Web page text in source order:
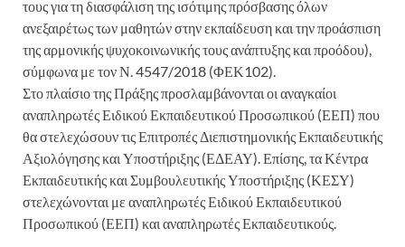
τους για τη διασφάλιση της ισότιμης πρόσβασης όλων
ανεξαιρέτως των μαθητών στην εκπαίδευση και την προάσπιση
της αρμονικής ψυχοκοινωνικής τους ανάπτυξης και προόδου),
σύμφωνα με τον Ν. 4547/2018 (ΦΕΚ102).
Στο πλαίσιο της Πράξης προσλαμβάνονται οι αναγκαίοι
αναπληρωτές Ειδικού Εκπαιδευτικού Προσωπικού (ΕΕΠ) που
θα στελεχώσουν τις Επιτροπές Διεπιστημονικής Εκπαιδευτικής
Αξιολόγησης και Υποστήριξης (ΕΔΕΑΥ). Επίσης, τα Κέντρα
Εκπαιδευτικής και Συμβουλευτικής Υποστήριξης (ΚΕΣΥ)
στελεχώνονται με αναπληρωτές Ειδικού Εκπαιδευτικού
Προσωπικού (ΕΕΠ) και αναπληρωτές Εκπαιδευτικούς.